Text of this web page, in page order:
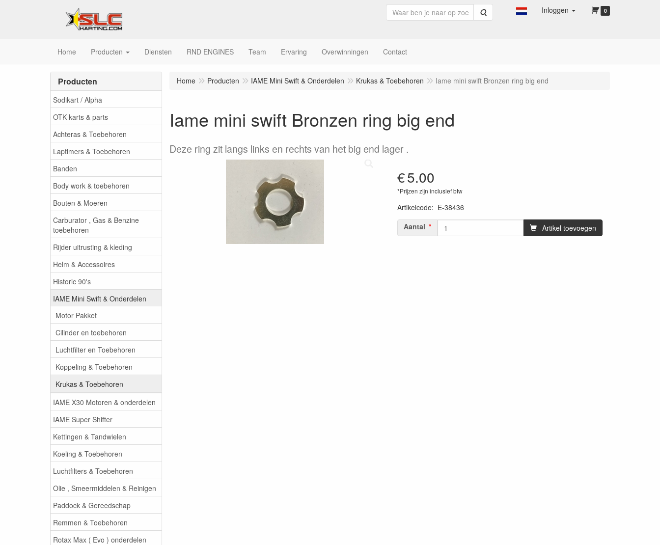
Zoeken Inloggen 0
Home Producten Diensten RND ENGINES Team Ervaring Overwinningen Contact
Producten
Sodikart / Alpha
OTK karts & parts
Achteras & Toebehoren
Laptimers & Toebehoren
Banden
Body work & toebehoren
Bouten & Moeren
Carburator , Gas & Benzine
toebehoren
Rijder uitrusting & kleding
Helm & Accessoires
Historic 90's
IAME Mini Swift & Onderdelen
Motor Pakket
Cilinder en toebehoren
Luchtfilter en Toebehoren
Koppeling & Toebehoren
Krukas & Toebehoren
IAME X30 Motoren & onderdelen
IAME Super Shifter
Kettingen & Tandwielen
Koeling & Toebehoren
Luchtfilters & Toebehoren
Olie , Smeermiddelen & Reinigen
Paddock & Gereedschap
Remmen & Toebehoren
Rotax Max ( Evo ) onderdelen
Home Producten IAME Mini Swift & Onderdelen Krukas & Toebehoren Iame mini swift Bronzen ring big end
Iame mini swift Bronzen ring big end
Deze ring zit langs links en rechts van het big end lager .
€5.00
*Prijzen zijn inclusief btw
Artikelcode: E-38436
Aantal
Artikel toevoegen